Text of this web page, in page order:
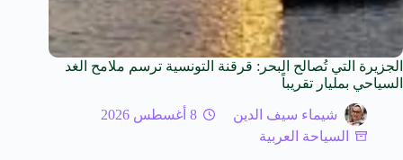
الجزيرة التي تُصالح البحر: قرقنة التونسية ترسم ملامح الغد
السياحي بمليار تقريباً
شيماء سيف الدين
8 أغسطس 2026
السياحة العربية